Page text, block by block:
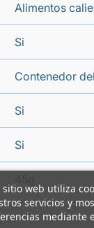
sitio web utiliza
servicios y
mediante
Alimentos
Si
Contenedor
Si
Si